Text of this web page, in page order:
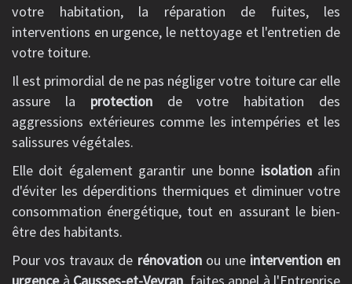
votre habitation, la réparation de fuites, les
interventions en urgence, le nettoyage et l'entretien de
votre toiture.
Il est primordial de ne pas négliger votre toiture car elle
assure la protectionde votre habitation des
aggressions extérieures comme les intempéries et les
salissures végétales.
Elle doit également garantir une bonne isolationafin
d'éviter les déperditions thermiques et diminuer votre
consommation énergétique, tout en assurant le bien-
être des habitants.
Pour vos travaux de rénovationou une intervention en